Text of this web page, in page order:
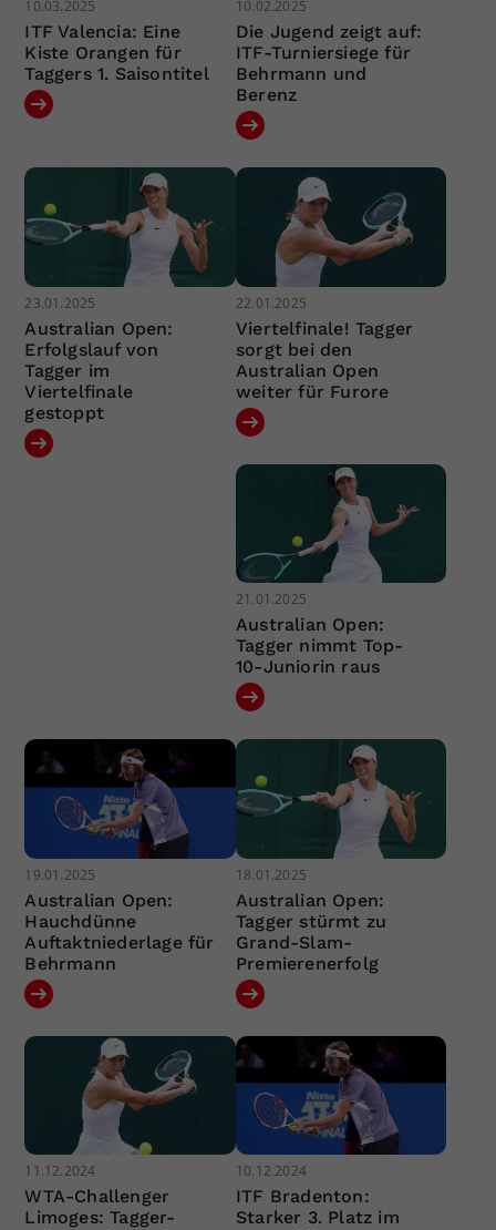
10.03.2025
ITF Valencia: Eine
Kiste Orangen für
Taggers 1. Saisontitel
10.02.2025
Die Jugend zeigt auf:
ITF-Turniersiege für
Behrmann und
Berenz
23.01.2025
Australian Open:
Erfolgslauf von
Tagger im
Viertelfinale
gestoppt
22.01.2025
Viertelfinale! Tagger
sorgt bei den
Australian Open
weiter für Furore
21.01.2025
Australian Open:
Tagger nimmt Top-
10-Juniorin raus
19.01.2025
Australian Open:
Hauchdünne
Auftaktniederlage für
Behrmann
18.01.2025
Australian Open:
Tagger stürmt zu
Grand-Slam-
Premierenerfolg
11.12.2024
WTA-Challenger
Limoges: Tagger-
10.12.2024
ITF Bradenton:
Starker 3. Platz im